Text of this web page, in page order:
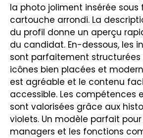
la photo joliment insérée sous
cartouche arrondi. La
du profil donne un aperçu
du candidat. En-dessous, les
sont parfaitement structurées
icônes bien placées et
est agréable et le contenu
accessible. Les compétences
sont valorisées grâce aux
violets. Un modèle parfait
managers et les fonctions